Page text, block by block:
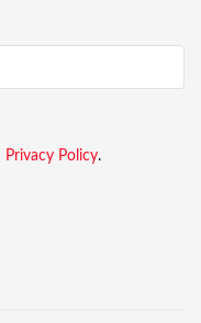
Privacy Policy.